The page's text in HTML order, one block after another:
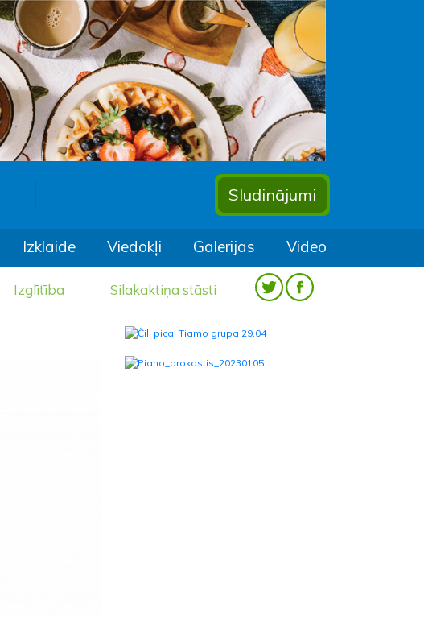
Sludinājumi
Izklaide Viedokļi Galerijas Video
Izglītība Silakaktiņa stāsti